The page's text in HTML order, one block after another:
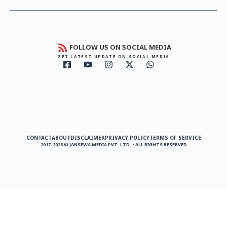
FOLLOW US ON SOCIAL MEDIA
GET LATEST UPDATE ON SOCIAL MEDIA
CONTACTABOUTDISCLAIMERPRIVACY POLICYTERMS OF SERVICE
2017-2026 © JANSEWA MEDIA PVT. LTD. • ALL RIGHTS RESERVED